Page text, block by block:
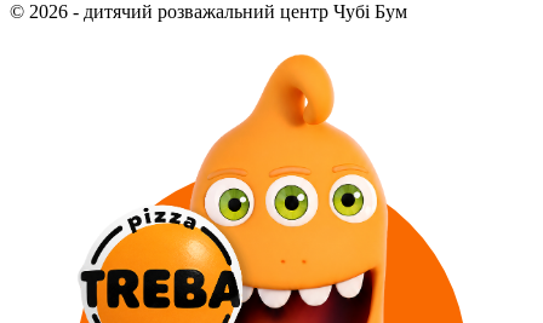
© 2026 - дитячий розважальний центр Чубі Бум